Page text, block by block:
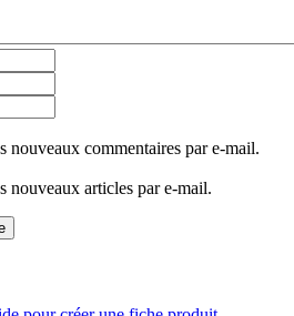
nouveaux commentaires par e-mail.
nouveaux articles par e-mail.